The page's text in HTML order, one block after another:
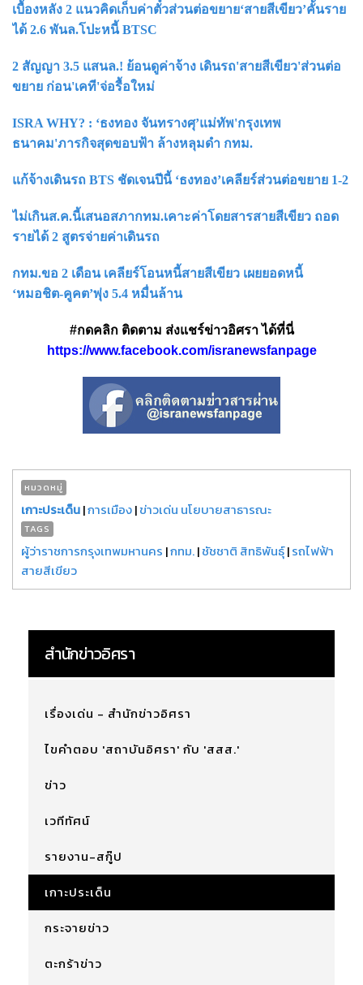
เบื้องหลัง 2 แนวคิดเก็บค่าตั๋วส่วนต่อขยาย‘สายสีเขียว’คั้นราย
ได้ 2.6 พันล.โปะหนี้ BTSC
2 สัญญา 3.5 แสนล.! ย้อนดูค่าจ้าง เดินรถ'สายสีเขียว'ส่วนต่อ
ขยาย ก่อน'เคที'จ่อรื้อใหม่
ISRA WHY? : ‘ธงทอง จันทรางศุ’แม่ทัพ'กรุงเทพ
ธนาคม'ภารกิจสุดขอบฟ้า ล้างหลุมดำ กทม.
แก้จ้างเดินรถ BTS ชัดเจนปีนี้ ‘ธงทอง’เคลียร์ส่วนต่อขยาย 1-2
ไม่เกินส.ค.นี้เสนอสภากทม.เคาะค่าโดยสารสายสีเขียว ถอด
รายได้ 2 สูตรจ่ายค่าเดินรถ
กทม.ขอ 2 เดือน เคลียร์โอนหนี้สายสีเขียว เผยยอดหนี้
‘หมอชิต-คูคต’พุ่ง 5.4 หมื่นล้าน
#กดคลิก ติดตาม ส่งแชร์ข่าวอิศรา ได้ที่นี่
https://www.facebook.com/isranewsfanpage
หมวดหมู่
เกาะประเด็น|การเมือง|ข่าวเด่น นโยบายสาธารณะ
TAGS
ผู้ว่าราชการกรุงเทพมหานคร |กทม.|ชัชชาติ สิทธิพันธุ์|รถไฟฟ้า
สายสีเขียว
สำนักข่าวอิศรา
เรื่องเด่น - สำนักข่าวอิศรา
ไขคำตอบ 'สถาบันอิศรา' กับ 'สสส.'
ข่าว
เวทีทัศน์
รายงาน-สกู๊ป
เกาะประเด็น
กระจายข่าว
ตะกร้าข่าว